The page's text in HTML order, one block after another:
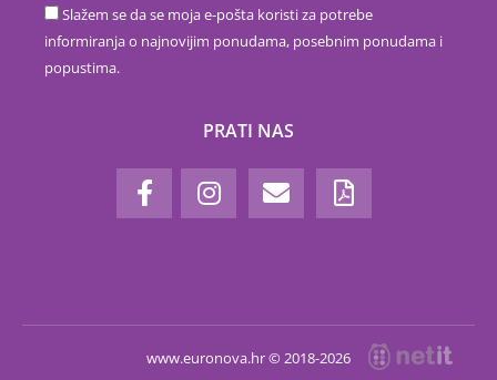
Slažem se da se moja e-pošta koristi za potrebe
informiranja o najnovijim ponudama, posebnim ponudama i
popustima.
PRATI NAS
www.euronova.hr © 2018-2026